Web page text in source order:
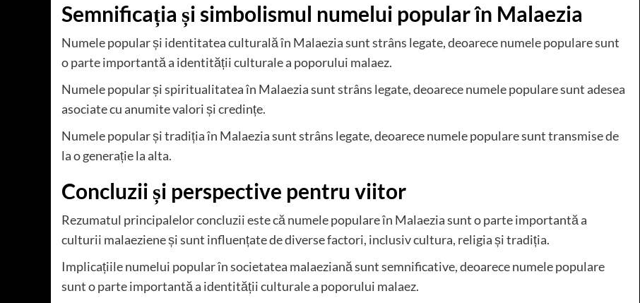
Semnificația și simbolismul numelui popular în Malaezia
Numele popular și identitatea culturală în Malaezia sunt strâns legate, deoarece numele populare sunt
o parte importantă a identității culturale a poporului malaez.
Numele popular și spiritualitatea în Malaezia sunt strâns legate, deoarece numele populare sunt adesea
asociate cu anumite valori și credințe.
Numele popular și tradiția în Malaezia sunt strâns legate, deoarece numele populare sunt transmise de
la o generație la alta.
Concluzii și perspective pentru viitor
Rezumatul principalelor concluzii este că numele populare în Malaezia sunt o parte importantă a
culturii malaeziene și sunt influențate de diverse factori, inclusiv cultura, religia și tradiția.
Implicațiile numelui popular în societatea malaeziană sunt semnificative, deoarece numele populare
sunt o parte importantă a identității culturale a poporului malaez.